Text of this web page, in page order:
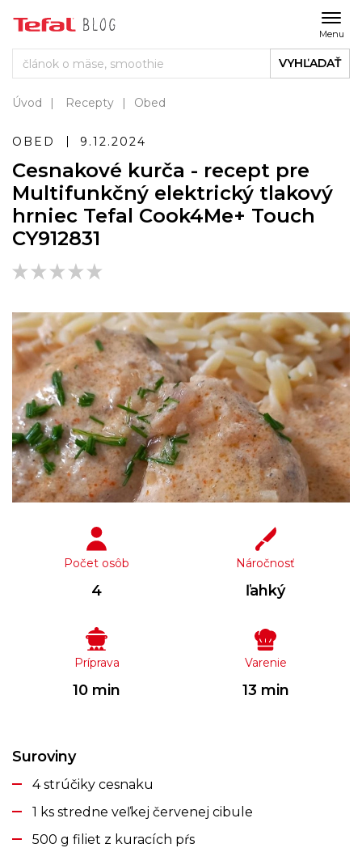
Menu
VYHĽADAŤ
Úvod Recepty Obed
OBED 9.12.2024
Cesnakové kurča - recept pre
Multifunkčný elektrický tlakový
hrniec Tefal Cook4Me+ Touch
CY912831
Počet osôb
4
Náročnosť
ľahký
Príprava
10 min
Varenie
13 min
Suroviny
4 strúčiky cesnaku
1 ks stredne veľkej červenej cibule
500 g filiet z kuracích pŕs